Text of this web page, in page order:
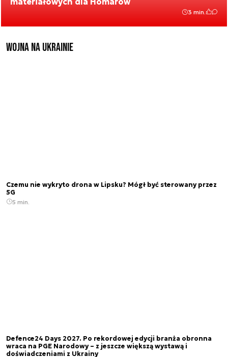
3 min.
Wojna na Ukrainie
Czemu nie wykryto drona w Lipsku? Mógł być sterowany przez
5G
5 min.
Defence24 Days 2027. Po rekordowej edycji branża obronna
wraca na PGE Narodowy – z jeszcze większą wystawą i
doświadczeniami z Ukrainy